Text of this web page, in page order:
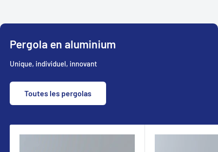
Pergola en aluminium
Unique, individuel, innovant
Toutes les pergolas